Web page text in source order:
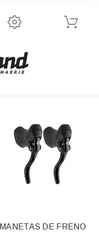
MANETAS DE FRENO